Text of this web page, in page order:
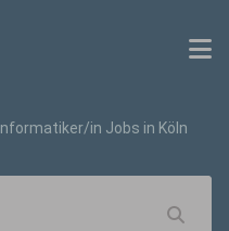
Informatiker/in Jobs in Köln